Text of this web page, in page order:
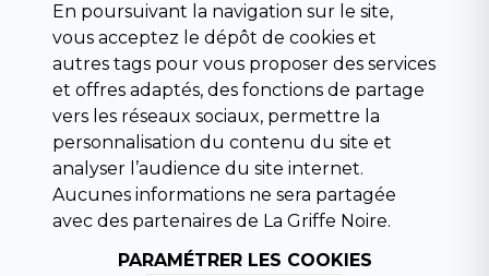
Para scolaire
Histoire
Pochoteque
Pleiade
INFORMATIONS
Droit de rétractation
Conditions générales de vente
En poursuivant la navigation sur le site,
vous acceptez le dépôt de cookies et
autres tags pour vous proposer des services
et offres adaptés, des fonctions de partage
vers les réseaux sociaux, permettre la
personnalisation du contenu du site et
analyser l’audience du site internet.
Aucunes informations ne sera partagée
avec des partenaires de La Griffe Noire.
PARAMÉTRER LES COOKIES